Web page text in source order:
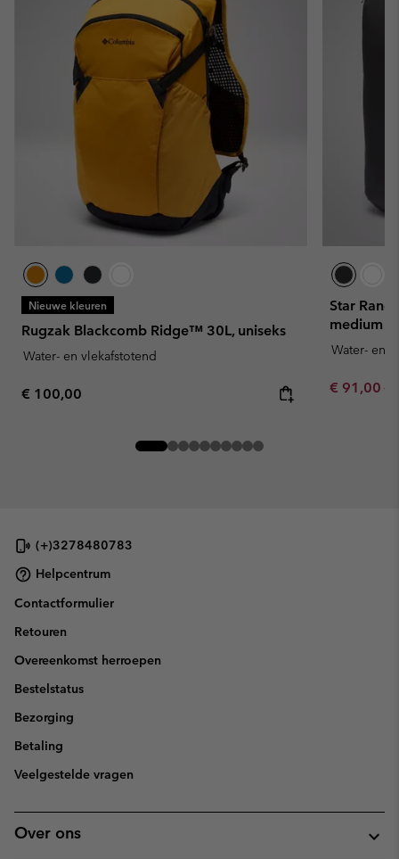
Nieuwe kleuren
Rugzak Blackcomb Ridge™ 30L, uniseks
Water- en vlekafstotend
Regular price:
€ 100,00
Star
medium
Water- en
Sale price:
€ 91,00€
(+)3278480783
Helpcentrum
Contactformulier
Retouren
Overeenkomst herroepen
Bestelstatus
Bezorging
Betaling
Veelgestelde vragen
Over ons